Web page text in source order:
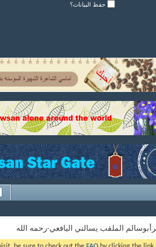
حفظ البيانات؟
الملقب يسالني اليافعي-رحمه الله